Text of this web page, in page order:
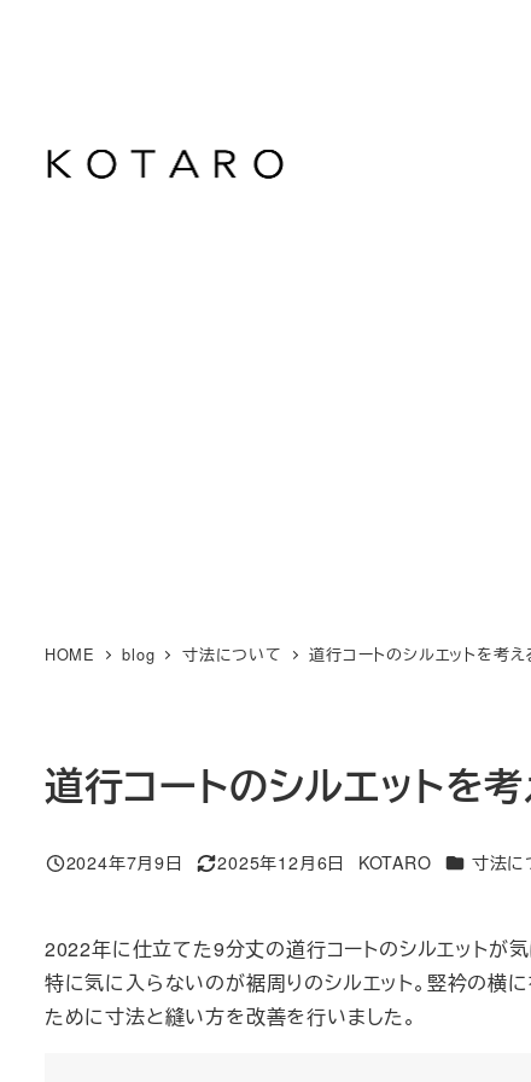
HOME blog 寸法について 道行コートのシルエットを考え
道行コートのシルエットを考
投稿日
2024年7月9日
更新日
2025年12月6日
著
KOTARO カテゴリー
寸法に
2022年に仕立てた9分丈の道行コートのシルエットが
特に気に入らないのが裾周りのシルエット。竪衿の横
ために寸法と縫い方を改善を行いました。